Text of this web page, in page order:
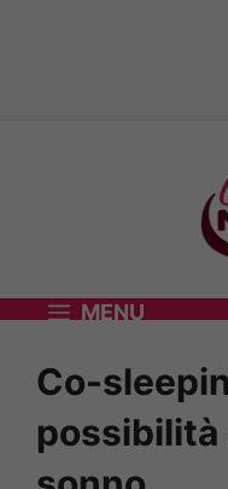
MENU
Co-
possibilità